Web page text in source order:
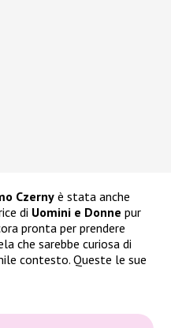
Czerny è stata anche
di Uomini e Donne pur
pronta per prendere
che sarebbe curiosa di
contesto. Queste le sue